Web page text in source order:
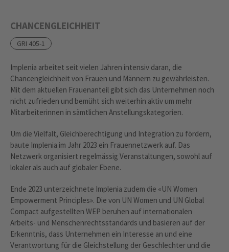
CHANCENGLEICHHEIT
GRI 405-1
Implenia arbeitet seit vielen Jahren intensiv daran, die
Chancengleichheit von Frauen und Männern zu gewährleisten.
Mit dem aktuellen Frauenanteil gibt sich das Unternehmen noch
nicht zufrieden und bemüht sich weiterhin aktiv um mehr
Mitarbeiterinnen in sämtlichen Anstellungskategorien.
Um die Vielfalt, Gleichberechtigung und Integration zu fördern,
baute Implenia im Jahr 2023 ein Frauennetzwerk auf. Das
Netzwerk organisiert regelmässig Veranstaltungen, sowohl auf
lokaler als auch auf globaler Ebene.
Ende 2023 unterzeichnete Implenia zudem die «UN Women
Empowerment Principles». Die von UN Women und UN Global
Compact aufgestellten WEP beruhen auf internationalen
Arbeits- und Menschenrechtsstandards und basieren auf der
Erkenntnis, dass Unternehmen ein Interesse an und eine
Verantwortung für die Gleichstellung der Geschlechter und die